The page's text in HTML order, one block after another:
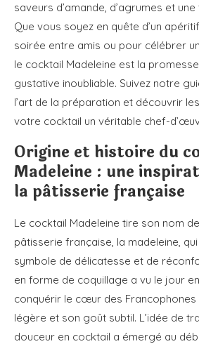
saveurs d’amande, d’agrumes et
Que vous soyez en quête d’un
soirée entre amis ou pour célébrer
le cocktail Madeleine est la
gustative inoubliable. Suivez notre
l’art de la préparation et découvrir
votre cocktail un véritable chef-
Origine et histoire du
Madeleine : une
la pâtisserie française
Le cocktail Madeleine tire son nom
pâtisserie française, la madeleine,
symbole de délicatesse et de
en forme de coquillage a vu le jour
conquérir le cœur des
légère et son goût subtil. L’idée de
douceur en cocktail a émergé au